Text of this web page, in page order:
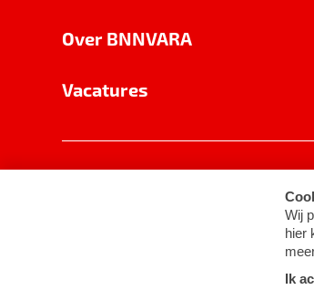
Over BNNVARA
Vacatures
Cookie-instellingen